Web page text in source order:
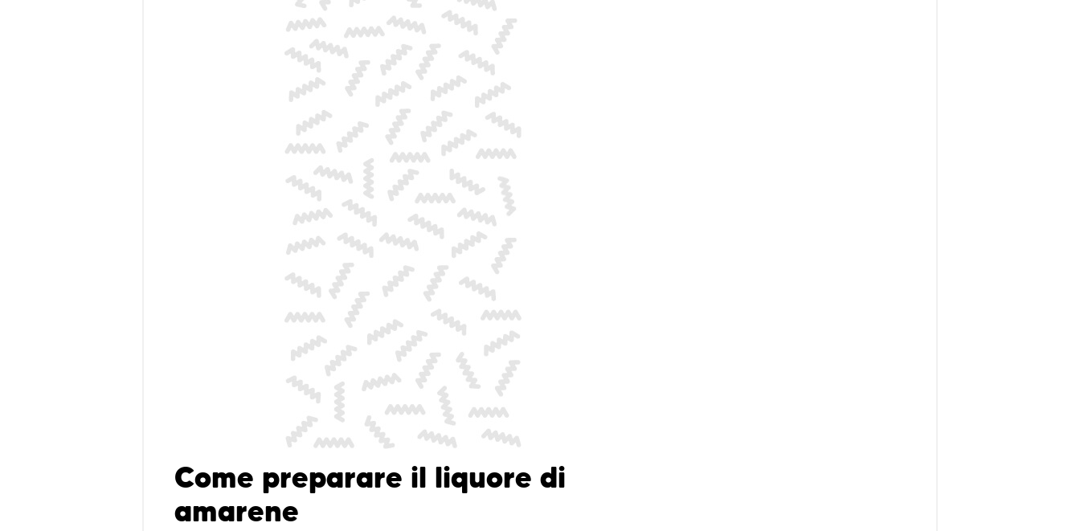
Come preparare il liquore di
amarene